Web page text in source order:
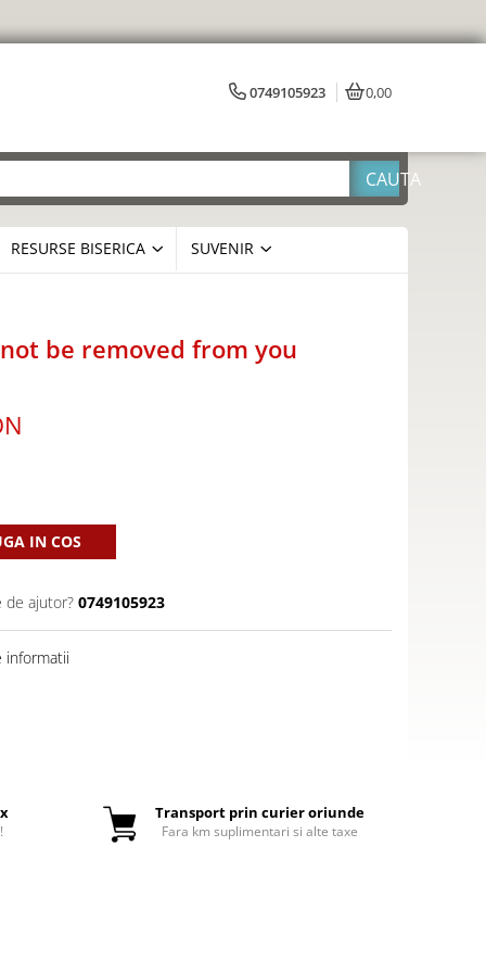
0749105923 0,00
RESURSE BISERICA SUVENIR
be removed from you
IN COS
de ajutor? 0749105923
informatii
Transport prin curier oriunde
Fara km suplimentari si alte taxe